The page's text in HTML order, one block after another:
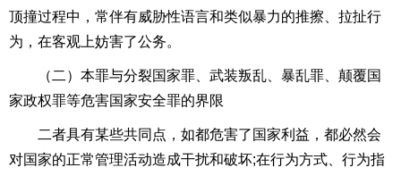
顶撞过程中，常伴有威胁性语言和类似暴力的推擦、拉扯行
为，在客观上妨害了公务。
（二）本罪与分裂国家罪、武装叛乱、暴乱罪、 颠覆国
家政权罪等危害国家安全罪的界限
二者具有某些共同点，如都危害了国家利益，都必然会
对国家的正常管理活动造成干扰和破坏;在行为方式、行为指